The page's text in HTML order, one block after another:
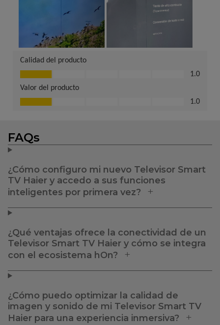
FAQs
¿Cómo configuro mi nuevo Televisor Smart
TV Haier y accedo a sus funciones
inteligentes por primera vez?
¿Qué ventajas ofrece la conectividad de un
Televisor Smart TV Haier y cómo se integra
con el ecosistema hOn?
¿Cómo puedo optimizar la calidad de
imagen y sonido de mi Televisor Smart TV
Haier para una experiencia inmersiva?